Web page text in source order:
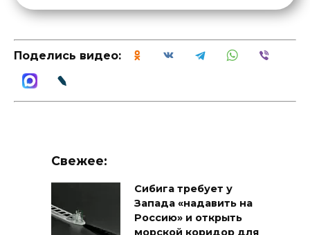
Поделись видео:
Свежее:
Сибига требует у
Запада «надавить на
Россию» и открыть